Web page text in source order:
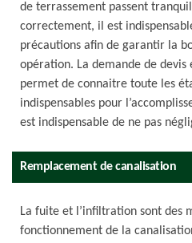
de terrassement passent
correctement, il est
précautions afin de garantir la
opération. La demande de devis
permet de connaitre toute les
indispensables pour
est indispensable de ne pas
Remplacement de canalisation
La fuite et l’infiltration sont des
fonctionnement de la